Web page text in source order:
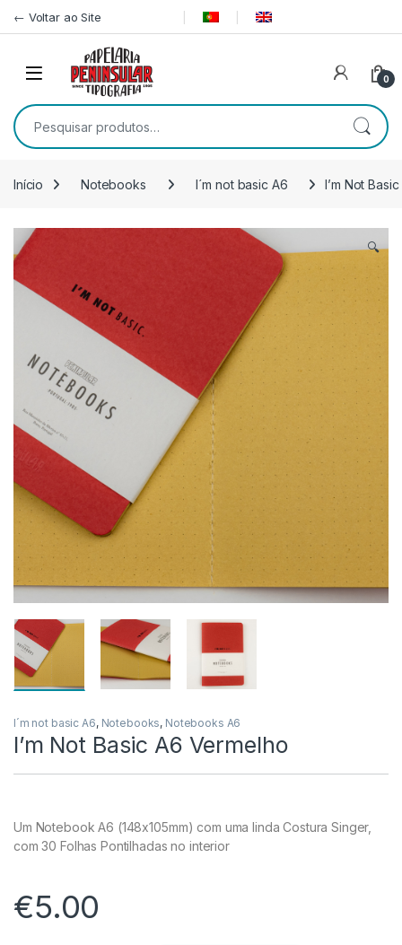
← Voltar ao Site
0
Pesquisar por:
Início Notebooks I´m not basic A6 I’m Not
🔍
I´m not basic A6, Notebooks, Notebooks A6
I’m Not Basic A6 Vermelho
Um Notebook A6 (148x105mm) com uma linda Costura Singer,
com 30 Folhas Pontilhadas no interior
€5.00